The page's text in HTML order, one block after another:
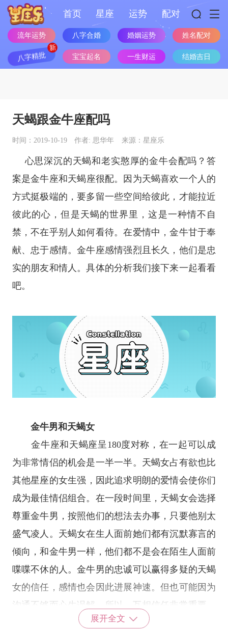
首页 星座 运势 配对
流年运势 八字合婚 婚姻运势 姓名配对
八字精批 宝宝起名 一生财运 结婚吉日
天蝎跟金牛座配吗
时间：2019-10-19 作者: 思华年 来源：星座乐
心思深沉的天蝎和老实憨厚的金牛会配吗？答
案是金牛座和天蝎座很配。因为天蝎喜欢一个人的
方式挺极端的，要多留一些空间给彼此，才能拉近
彼此的心，但是天蝎的世界里，这是一种情不自
禁，不在乎别人如何看待。在爱情中，金牛甘于奉
献、忠于感情。金牛座感情强烈且长久，他们是忠
实的朋友和情人。具体的分析我们接下来一起看看
吧。
金牛男和天蝎女
金牛座和 天蝎座呈180度对称，在一起可以成
为非常情侣的机会是一半一半。天蝎女占有欲也比
其他星座的女生强，因此追求明朗的爱情会使你们
成为最佳情侣组合。在一段时间里，天蝎女会选择
尊重金牛男，按照他们的想法去办事，只要他别太
盛气凌人。天蝎女在生人面前她们都有沉默寡言的
倾向，和金牛男一样，他们都不是会在陌生人面前
喋喋不休的人。金牛男的忠诚可以赢得多疑的天蝎
女的信任，感情也会因此进展神速。但也可能因为
沟通不够而心生误解。所以，互相信任非常重要。
金牛座的男生不喜欢夸张不实的感情，而希望感情
展开全文